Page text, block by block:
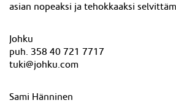
asian nopeaksi ja tehokkaaksi
Johku
puh. 358 40 721 7717
tuki@johku.com
Sami Hänninen